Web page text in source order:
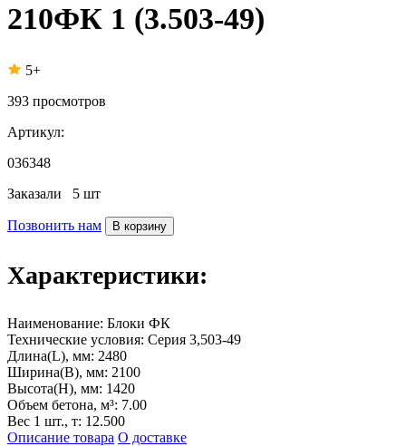
210ФК 1 (3.503-49)
5+
393 просмотров
Артикул:
036348
Заказали 5 шт
Позвонить нам В корзину
Характеристики:
Наименование: Блоки ФК
Технические условия: Серия 3,503-49
Длина(L), мм: 2480
Ширина(B), мм: 2100
Высота(H), мм: 1420
Объем бетона, м³: 7.00
Вес 1 шт., т: 12.500
Описание товара О доставке